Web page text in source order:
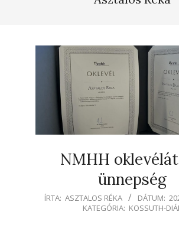
NMHH
ünnepség
2026-
ÍRTA: ASZTALOS RÉKA DÁTUM:
KATEGÓRIA: KOSSUTH-